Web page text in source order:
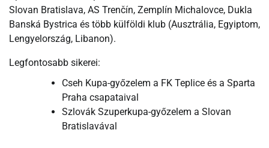
Slovan Bratislava, AS Trenčín, Zemplín Michalovce, Dukla
Banská Bystrica és több külföldi klub (Ausztrália, Egyiptom,
Lengyelország, Libanon).
Legfontosabb sikerei:
Cseh Kupa-győzelem a FK Teplice és a Sparta
Praha csapataival
Szlovák Szuperkupa-győzelem a Slovan
Bratislavával